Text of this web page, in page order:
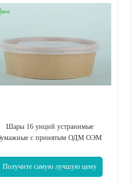
Шары 16 унций устранимые
с принятым ОДМ ОЭМ
Получите самую лучшую цену